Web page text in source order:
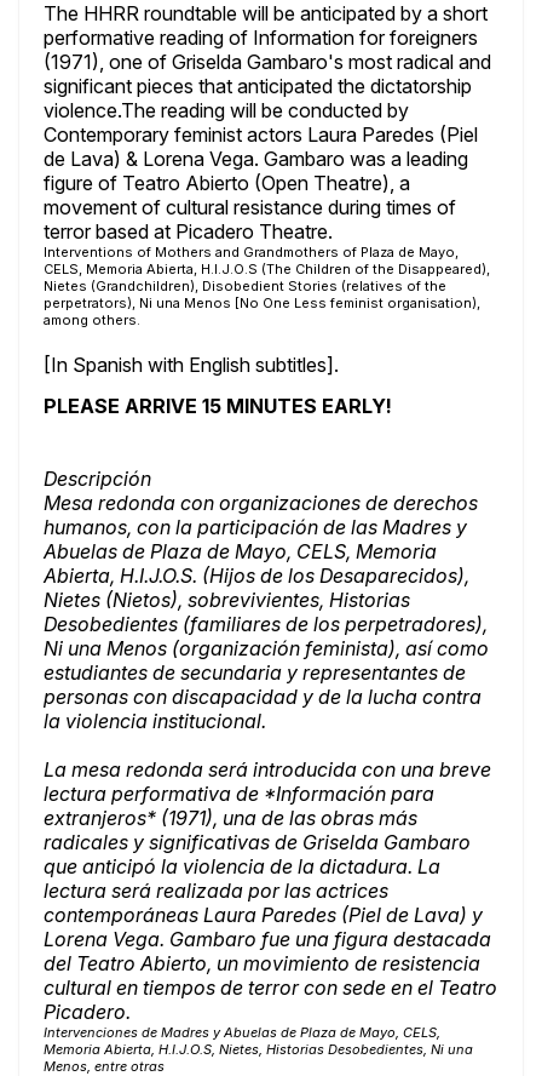
The HHRR roundtable will be anticipated by a short
performative reading of Information for foreigners
(1971), one of Griselda Gambaro's most radical and
significant pieces that anticipated the dictatorship
violence.The reading will be conducted by
Contemporary feminist actors Laura Paredes (Piel
de Lava) & Lorena Vega. Gambaro was a leading
figure of Teatro Abierto (Open Theatre), a
movement of cultural resistance during times of
terror based at Picadero Theatre.
Interventions of Mothers and Grandmothers of Plaza de Mayo,
CELS, Memoria Abierta, H.I.J.O.S (The Children of the Disappeared),
Nietes (Grandchildren), Disobedient Stories (relatives of the
perpetrators), Ni una Menos [No One Less feminist organisation),
among others.
[In Spanish with English subtitles].
PLEASE ARRIVE 15 MINUTES EARLY!
Descripción
Mesa redonda con organizaciones de derechos
humanos, con la participación de las Madres y
Abuelas de Plaza de Mayo, CELS, Memoria
Abierta, H.I.J.O.S. (Hijos de los Desaparecidos),
Nietes (Nietos), sobrevivientes, Historias
Desobedientes (familiares de los perpetradores),
Ni una Menos (organización feminista), así como
estudiantes de secundaria y representantes de
personas con discapacidad y de la lucha contra
la violencia institucional.
La mesa redonda será introducida con una breve
lectura performativa de *Información para
extranjeros* (1971), una de las obras más
radicales y significativas de Griselda Gambaro
que anticipó la violencia de la dictadura. La
lectura será realizada por las actrices
contemporáneas Laura Paredes (Piel de Lava) y
Lorena Vega. Gambaro fue una figura destacada
del Teatro Abierto, un movimiento de resistencia
cultural en tiempos de terror con sede en el Teatro
Picadero.
Intervenciones de Madres y Abuelas de Plaza de Mayo, CELS,
Memoria Abierta, H.I.J.O.S, Nietes, Historias Desobedientes, Ni una
Menos, entre otras